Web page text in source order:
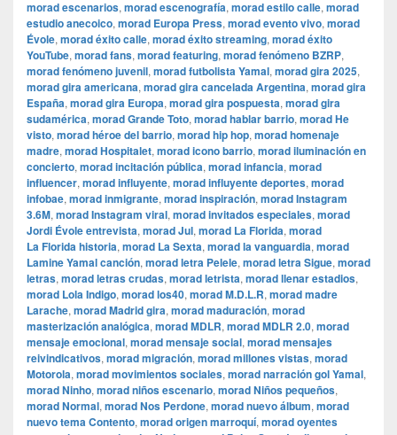
morad escenarios, morad escenografía, morad estilo calle, morad
estudio anecoico, morad Europa Press, morad evento vivo, morad
Évole, morad éxito calle, morad éxito streaming, morad éxito
YouTube, morad fans, morad featuring, morad fenómeno BZRP,
morad fenómeno juvenil, morad futbolista Yamal, morad gira 2025,
morad gira americana, morad gira cancelada Argentina, morad gira
España, morad gira Europa, morad gira pospuesta, morad gira
sudamérica, morad Grande Toto, morad hablar barrio, morad He
visto, morad héroe del barrio, morad hip hop, morad homenaje
madre, morad Hospitalet, morad icono barrio, morad iluminación en
concierto, morad incitación pública, morad infancia, morad
influencer, morad influyente, morad influyente deportes, morad
infobae, morad inmigrante, morad inspiración, morad Instagram
3.6M, morad Instagram viral, morad invitados especiales, morad
Jordi Évole entrevista, morad Jul, morad La Florida, morad
La Florida historia, morad La Sexta, morad la vanguardia, morad
Lamine Yamal canción, morad letra Pelele, morad letra Sigue, morad
letras, morad letras crudas, morad letrista, morad llenar estadios,
morad Lola Indigo, morad los40, morad M.D.L.R, morad madre
Larache, morad Madrid gira, morad maduración, morad
masterización analógica, morad MDLR, morad MDLR 2.0, morad
mensaje emocional, morad mensaje social, morad mensajes
reivindicativos, morad migración, morad millones vistas, morad
Motorola, morad movimientos sociales, morad narración gol Yamal,
morad Ninho, morad niños escenario, morad Niños pequeños,
morad Normal, morad Nos Perdone, morad nuevo álbum, morad
nuevo tema Contento, morad origen marroquí, morad oyentes